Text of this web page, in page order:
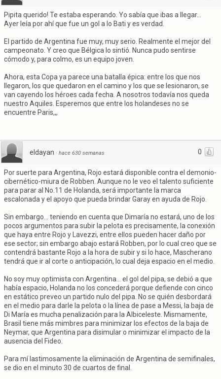
Pipita querido! Te estaba esperando. Yo sabía que ibas a llegar...
Ayer leía por ahí que fue un gol a lo Bati y es verdad.
El partido de Argentina fue muy, muy serio. Realmente el mejor del
campeonato. Y creo que Bélgica lo sintió. Nunca pudo sentirse
cómodo y, para colmo, es un equipo joven.
Ahora, esta Copa ya parece una batalla épica: entre los que nos
llegaron, los que quedaron en el camino y los que se lesionaron, se
van cayendo los héroes cada fecha. A nosotros todavía nos queda
nuestro Aquiles. Esperemos que entre los holandeses no se
encuentre Paris,,,
0
eldayan · hace 630 semanas
Por suerte para Argentina, Rojo estará disponible contra el demonio-
cibernético-miura de Robben. Aunque no le veo el talento suficiente
para parar al No.11 de Holanda, será importante la marca
escalonada y el apoyo que pueda brindar Garay en ayuda de Rojo.
Sin embargo... teniendo en cuenta que Dimaría no estará, uno de los
pocos argumentos para subir la pelota es precisamente, la conexión
que haya entre Rojo y Lavezzi, entre ellos pueden hacer daño por
ese sector; sin embargo abajo estará Robben, por lo cual creo que se
contendrá bastante Rojo a la hora de subir y si lo hace, Mascherano
tendrá que ir al corte o anticipación, lo cual deja espacio en el medio.
No soy muy optimista con Argentina... el gol del pipa, se debió a que
había espacio, Holanda no los concederá porque defiende con cinco
en estático preveo un partido nulo del pipa. No se quién desbordará
en el medio para darle la pelota o la línea de pase a Messi, la baja de
Di María es mucha penalización para la Albiceleste. Mismamente,
Brasil tiene más mimbres para minimizar los efectos de la baja de
Neymar, que Argentina para disimular o minimizar el impacto de la
ausencia del Fideo.
Para mí lastimosamente la eliminación de Argentina de semifinales,
se dio en el minuto 30 de cuartos de final.